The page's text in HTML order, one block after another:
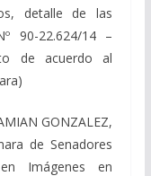
detalle de las
90-22.624/14 –
de acuerdo al
GONZALEZ,
de Senadores
Imágenes en